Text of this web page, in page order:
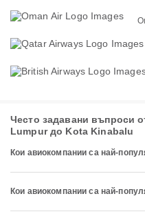
Често задавани въпроси
Lumpur до Kota Kinabalu
Кои авиокомпании са най-
Кои авиокомпании са най-